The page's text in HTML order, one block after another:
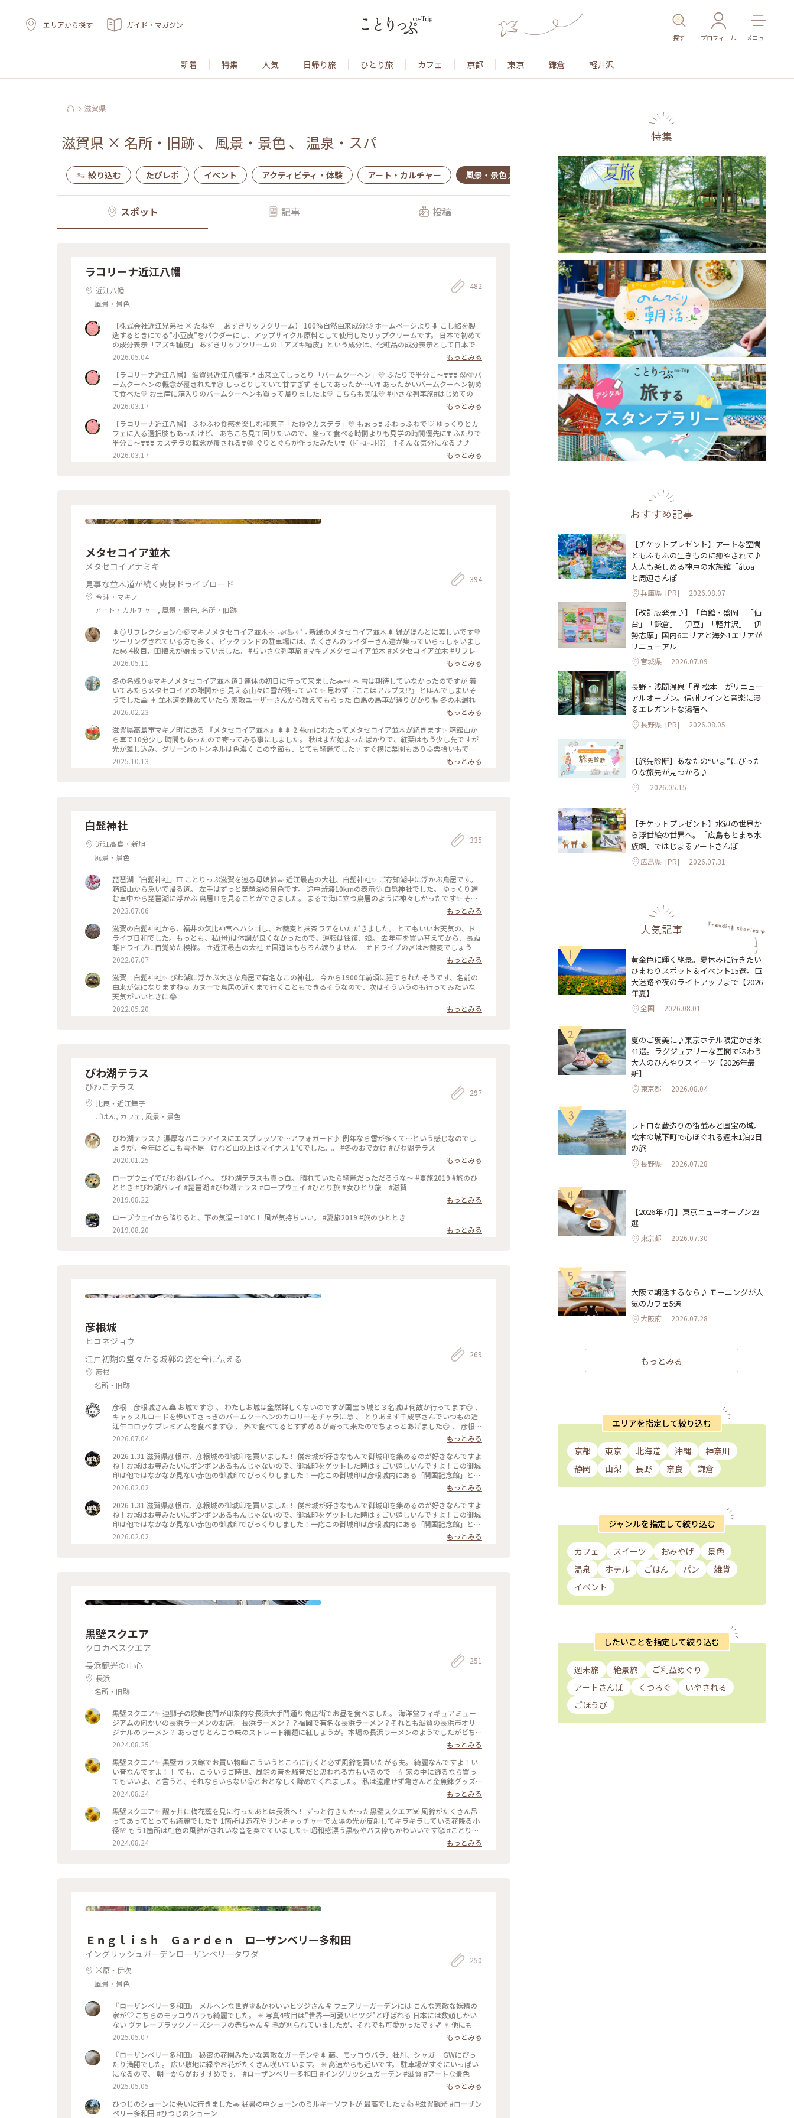
エリアから探す ガイド・マガジン
探す プロフィール メニュー
新着 特集 人気 日帰り旅 ひとり旅 カフェ 京都 東京 鎌倉 軽井沢
滋賀県
滋賀県 × 名所・旧跡 、 風景・景色 、 温泉・スパ
絞り込む たびレポ イベント アクティビティ・体験 アート・カルチャー 風景・景色 名所・旧跡 温泉・スパ その他施設 ごはん
スポット 記事 投稿
ラコリーナ近江八幡
近江八幡
風景・景色
482
【株式会社近江兄弟社 × たねや あずきリップクリーム】 100%自然由来成分◎ ホームページより⬇️ こし餡を製
造するときにでる”小豆皮”をパウダーにし、アップサイクル原料として使用したリップクリームです。 日本で初めて
の成分表示「アズキ種皮」 あずきリップクリームの「アズキ種皮」という成分は、化粧品の成分表示として日本で
初めて記載されました。 🪧 ｳﾌ💜開封の儀😆 近江兄弟社さんとのコラボ商品♡ 使ってみたらメンソレータムの香り🤭
あずき🫘感はほぼ無し🤭 アズキ種皮は保湿成分なんだそう。 パッケージがかわいくて◎ おみやげにしても喜ばれる
お品♡ オンライン販売もしていまーす♪ #ちいさな列車旅 #はじめての投稿 #らんらんらん #オトナの社会科見学 #
オトナの遠足 #世界はステキな出逢いにあふれてる #琵琶湖ことりっぷ#自分におみやげ#クラブハリエ#たねや#あず
きリップクリーム#いざ琵琶湖
2026.05.04
もっとみる
【ラコリーナ近江八幡】 滋賀県近江八幡市📍 出来立てしっとり「バームクーヘン」💛 ふたりで半分こ〜❣️❣️❣️ 😱🩷バ
ームクーヘンの概念が覆された❣️😆 しっとりしていて甘すぎず そしてあったか〜い❣️ あったかいバームクーヘン初め
て食べた💛 お土産に箱入りのバームクーヘンも買って帰りましたよ💛 こちらも美味💛 #小さな列車旅#はじめての投
稿 #らんらんらん #オトナの社会科見学 #オトナの遠足 #世界はステキな出逢いにあふれてる #いざ琵琶湖#店内植物
#土佐みずき#ラコリーナ近江八幡のシンボル#アリ🐜#ラコリーナ#出来立てバームクーヘン#琵琶湖ふたりっぷ
2026.03.17
もっとみる
【ラコリーナ近江八幡】 ふわふわ⾷感を楽しむ和菓⼦「たねやカステラ」💛 もぉっ❣️ ふわっふわで♡ ゆっくりとカ
フェに入る選択肢もあったけど、 あちこち見て回りたいので、座って食べる時間よりも見学の時間優先に❣️ ふたりで
半分こ〜❣️❣️❣️ カステラの概念が覆される❣️😆 ぐりとぐらが作ったみたい❣️（ﾄﾞｰﾕｰｺﾄ⁉️） ↑そんな気分になる⤴️⤴️⤴️
#小さな列車旅#はじめての投稿 #らんらんらん #オトナの社会科見学 #オトナの遠足 #世界はステキな出逢いにあふ
れてる #いざ琵琶湖#店内植物#土佐みずき#ラコリーナ近江八幡のシンボル#アリ🐜#ラコリーナ#出来立てカステラ#
2026.03.17 もっとみる
メタセコイア並木
メタセコイアナミキ
見事な並木道が続く爽快ドライブロード
今津・マキノ
アート・カルチャー, 風景・景色, 名所・旧跡
394
🌲🪞リフレクション☁️🍃マキノメタセコイア並木⊹ ࣪ ˖🌿🦢✧° ˖ 新緑のメタセコイア並木🌲 緑がほんとに美しいです💚
ツーリングされている方も多く、ピックランドの駐車場には、たくさんのライダーさん達が集っていらっしゃいまし
た🏍️ 4枚目、田植えが始まっていました。 #ちいさな列車旅 #マキノメタセコイア並木 #メタセコイア並木 #リフレ
クション #滋賀観光 #滋賀旅 #高島市 #水面 #新緑の季節 #ことりっぷ滋賀
2026.05.11
もっとみる
冬の名残り❄️マキノメタセコイア並木道🪾 連休の初日に行って来ました🚗💨 ＊ 雪は期待していなかったのですが 着
いてみたらメタセコイアの隙間から 見える山々に雪が残っていて✨ 思わず『ここはアルプス⁉️』 と叫んでしまいそ
うでした🗻 ＊ 並木道を眺めていたら 素敵ユーザーさんから教えてもらった 白馬の馬車が通りがかり🎠 冬の木漏れ
日の中を進んで行く姿は 今度はモンゴルでした😆 （行った事ないけど🤣） ＊ 今日は春を通り越して初夏のような
陽気でしたね☀️ 暖かくなるのを待っていたはずなのに まだ冬行かないでって思う気持ちも ありますね😅 メタセコイ
ア並木の投稿続きます･.｡*･.｡ #滋賀ことりっぷ #メタセコイア並木 #マキノメタセコイア並木 #メタセコイア #メ
タセコイヤ #はなまっぷ #白馬 #開運旅
2026.02.23
もっとみる
滋賀県高島市マキノ町にある 『メタセコイア並木』🌲🌲 2.4kmにわたってメタセコイア並木が続きます✨ 箱館山か
ら車で10分少し 時間もあったので寄ってみる事にしました。 秋はまだ始まったばかりで、紅葉はもう少し先ですが
光が差し込み、グリーンのトンネルは色濃く この季節も、とても綺麗でした✨ すぐ横に栗園もあり🌰栗拾いもでき
るそうです。 マキノピクニックランドでは、栗もたくさん売られていて 美味しそうな焼き栗を買って帰りました😊
#メタセコイア #マキノピクニックランド #滋賀 #高島 #滋賀の魅力を伝え隊 #ことりっぷと一緒 #ことりっぷ #秋の
2025.10.13 もっとみる
白髭神社
近江高島・新旭
風景・景色
335
琵琶湖『白髭神社」⛩ ことりっぷ滋賀を巡る母娘旅🚙 近江最古の大社、白髭神社✨ ご存知湖中に浮かぶ鳥居です。
箱館山から急いで帰る道。 左手はずっと琵琶湖の景色です。 途中渋滞10kmの表示💦 白髭神社でした。 ゆっくり進
む車中から琵琶湖に浮かぶ 鳥居⛩を見ることができました。 まるで海に立つ鳥居のように神々しかったです✨ その
後少し渋滞は解消され湖岸道路を進みます。 左手にずっと続く琵琶湖は海でした💙 途中海水浴場もあり、完全に海
に見えました😆 やっと琵琶湖大橋までたどり着きます。 ٩(¨ )ว=͟͟͞͞٩ 18時まで残り30分ギリギリの到着予定です。 琵琶
湖にかかる琵琶湖大橋。 美しい湖を見ながら渡っていると メロディ音が聞こえてきました。 🚙♬.*ﾟ•*¨*•.¸¸♬︎♬.*ﾟ
世界初、橋に施されたメロディロードだそう♡ 残念ながら知らないメロディでした😆 橋を渡ると湖岸を走ってなん
とか 5分遅れでレンタカーを返納出来ました！ ずっと安全運転で走ってくれた娘に感謝です ε-(´∀｀*) ・ ・ #私の
居 #琵琶湖大橋 #橋 #メロディロード #ことりっぷ滋賀 #ドライブ滋賀 #ドライブ #琵琶湖ドライブ #滋賀 #滋賀県
2023.07.06
もっとみる
滋賀の白髭神社から、福井の氣比神宮へハシゴし、お蕎麦と抹茶ラテをいただきました。 とてもいいお天気の、ド
ライブ日和でした。もっとも、私(母)は体調が良くなかったので、運転は往復、娘。 去年車を買い替えてから、長距
離ドライブに目覚めた模様。 ＃近江最古の大社 ＃国道はもちろん渡りません ＃ドライブの〆はお蕎麦でしょう
2022.07.07
もっとみる
滋賀 白髭神社✨ びわ湖に浮かぶ大きな鳥居で有名なこの神社。 今から1900年前頃に建てられたそうです、名前の
由来が気になりますね☺️ カヌーで鳥居の近くまで行くこともできるそうなので、次はそういうのも行ってみたいな…
天気がいいときに😂
2022.05.20
もっとみる
びわ湖テラス
びわこテラス
比良・近江舞子
ごはん, カフェ, 風景・景色
297
びわ湖テラス♪ 濃厚なバニラアイスにエスプレッソで…アフォガード♪ 例年なら雪が多くて…という感じなのでし
ょうが。今年はどこも雪不足…けれど山の上はマイナス１℃でした。。 #冬のおでかけ #びわ湖テラス
2020.01.25
もっとみる
ロープウェイでびわ湖バレイへ。 びわ湖テラスも真っ白。 晴れていたら綺麗だっただろうな～ #夏旅2019 #旅のひ
ととき #びわ湖バレイ #琵琶湖 #びわ湖テラス #ロープウェイ #ひとり旅 #女ひとり旅 #滋賀
2019.08.22
もっとみる
ロープウェイから降りると、下の気温－10℃！ 風が気持ちいい。 #夏旅2019 #旅のひととき
2019.08.20
もっとみる
彦根城
ヒコネジョウ
江戸初期の堂々たる城郭の姿を今に伝える
彦根
名所・旧跡
269
彦根 彦根城さん🏯 お城です😊 、 わたしお城は全然詳しくないのですが国宝５城と３名城は何故か行ってます😊 、
キャッスルロードを歩いてさっきのバームクーヘンのカロリーをチャラに😊 、 とりあえず千成亭さんでいつもの近
江牛コロッケプレミアムを食べます😋 、 外で食べてるとすずめ🐧が寄って来たのでちょっとあげました😊 、 彦根東
高校の前を通ると練習してますね⚾️ 滋賀県は7月5日開幕です🎊 ちょっと見ていきましょう🙂 、 彦根城に着いた頃に
は最終入場時間が迫ってました🫨 、 彦根城は天守閣までの道のりにいろんな仕掛けがされてます😊 、 まず入り口が
石垣の上😳 ぐるっと回って橋を渡った先が入り口です🚪✨ しかし入り口の両脇に櫓があり弓や鉄砲の的になります
🫨 、 さらにこの橋は落とし橋と言われる その名の通り敵が来たら簡単に落とせる構造です😊 、 入り口まで行く階
段の高さや踏面は不均等になって駆け上がりにくくなってます😊 、 天守には外から見えにくい矢狭間、鉄砲狭間が
あり何処から狙われてるのかわかりません🙃 、 彦根城に行く時は攻めるつもりで行くと楽しいですよ😊 、 そんなあ
きら🔰は暑さと体力の限界で中には入らず逃げ帰って来ました😂 、 はやく降りてかき氷食べたい🥹 、 祥福 たこ壱
さんでかき氷🍧とたこ焼き🐙食べました☺️ 、 #あきらの近畿
2026.07.04
もっとみる
2026 1.31 滋賀県彦根市、彦根城の御城印を買いました！ 僕お城が好きなもんで御城印を集めるのが好きなんですよ
ね！お城はお寺みたいにポンポンあるもんじゃないので、御城印をゲットした時はすごい嬉しいんですよ！この御城
印は他ではなかなか見ない赤色の御城印でびっくりしました！一応この御城印は彦根城内にある「開国記念館」とい
う資料館で買うことができます。御城印以外にも日本100名城スタンプもここで押せます。 ちなみに中は撮影禁止で
すが、彦根に関する歴史や模型があってなかなか楽しかったですよ！中にレゴで作られた彦根城の模型があるんです
が、撮影オッケーなことを知らずに写真を撮らずに通り過ぎてしまいました...まあ仕方ないですね。#滋賀 #城 #御城
印 #博物館 #資料館 #コレクション
2026.02.02
もっとみる
2026 1.31 滋賀県彦根市、彦根城の御城印を買いました！ 僕お城が好きなもんで御城印を集めるのが好きなんですよ
ね！お城はお寺みたいにポンポンあるもんじゃないので、御城印をゲットした時はすごい嬉しいんですよ！この御城
印は他ではなかなか見ない赤色の御城印でびっくりしました！一応この御城印は彦根城内にある「開国記念館」とい
う資料館で買うことができます。御城印以外にも日本100名城スタンプもここで押せます。 ちなみに中は撮影禁止で
すが、彦根に関する歴史や模型があってなかなか楽しかったですよ！中にレゴで作られた彦根城の模型があるんです
2026.02.02 もっとみる
黒壁スクエア
クロカベスクエア
長浜観光の中心
長浜
名所・旧跡
251
黒壁スクエア✨ 連獅子の歌舞伎門が印象的な長浜大手門通り商店街でお昼を食べました。 海洋堂フィギュアミュー
ジアムの向かいの長浜ラーメンのお店。 長浜ラーメン？？福岡で有名な長浜ラーメン？それとも滋賀の長浜市オリ
ジナルのラーメン？ あっさりとんこつ味のストレート細麺に紅しょうが。本場の長浜ラーメンのようでしたがどち
らかは分かりません💦 気さくなお母さんたちが作られていて、スープもごくごく飲めるほどで美味しかったです😊
食べ歩き用に、近江牛CurryBreadさんでカレーパンを買いました。持ち帰り用の冷凍とその場で食べる用があり、5
分ほど待って温めたものを頂きました。 ノーマルなカレーパンとチーズ入り。 黒壁スクエアらしく、ブラックココ
アを練りこんだ真っ黒でスパイシーなルーにゴロゴロ近江牛が入っていて美味しかったです😍 #ことりっぷ旅2024 #
黒壁スクエア #長浜大手門通り商店街 #長浜ラーメン #ラーメン #近江牛CurryBread #カレーパン #近江牛 #長浜 #
2024.08.25
もっとみる
黒壁スクエア✨ 黒壁ガラス館でお買い物🛍 こういうところに行くと必ず風鈴を買いたがる夫。 綺麗なんですよ！い
い音なんですよ！！ でも、こういうご時世、風鈴の音を騒音だと思われる方もいるので…💧 家の中に飾るなら買っ
てもいいよ、と言うと、それならいらない🥲とおとなしく諦めてくれました。 私は遠慮せず亀さんと金魚鉢グッズ
を買いました🥰 見ているだけでも涼し気です☺️ 夏つながりで、香川でお土産に頂いた寳月堂さんの丸亀うちわせん
べいと愛用している丸亀うちわと一緒に💙 #ことりっぷ旅2024 #透明の世界 #黒壁スクエア #黒壁ガラス館 #ガラス
細工 #寳月堂 #丸亀うちわせんべい #丸亀うちわ #長浜 #滋賀 #香川 #丸亀
2024.08.24
もっとみる
黒壁スクエア✨ 醒ヶ井に梅花藻を見に行ったあとは長浜へ！ ずっと行きたかった黒壁スクエア💓 風鈴がたくさん吊
ってあってとっても綺麗でした🎐 1箇所は造花やサンキャッチャーで太陽の光が反射してキラキラしている花降る小
径🌸 もう1箇所は虹色の風鈴がきれいな音を奏でていました✨ 昭和感漂う黒板やバス停もかわいいです🥰 #ことりっ
ぷ旅2024 #透明の世界 #黒壁スクエア #黒壁ガラス館 #ガラスインスタレーション #花降る小径 #風鈴 #長浜 #滋賀
2024.08.24 もっとみる
Ｅｎｇｌｉｓｈ Ｇａｒｄｅｎ ローザンベリー多和田
イングリッシュガーデンローザンベリータワダ
米原・伊吹
風景・景色
250
『ローザンベリー多和田』 メルヘンな世界🧚&かわいいヒツジさん🐏 フェアリーガーデンには こんな素敵な妖精の
家が♡ こちらのモッコウバラも綺麗でした。 ✳︎ 写真4枚目は”世界一可愛いヒツジ”と呼ばれる 日本には数頭しかい
ない ヴァレーブラックノーズシープの赤ちゃん🐏 毛が刈られていましたが、それでも可愛かったです💕 ✳︎ 他にも、
ヒツジさんにエサをあげたり ハンモックブランコやロンドンバスがあったり お菓子のエリアがあったり‥ 色々なス
ポットがあり、思う存分楽しみました。 #ローザンベリー多和田 #滋賀 #アートな景色
2025.05.07
もっとみる
『ローザンベリー多和田』 秘密の花園みたいな素敵なガーデン🌹🌲 藤、モッコウバラ、牡丹、シャガ… GWにぴっ
たり満開でした。 広い敷地に緑やお花がたくさん咲いています。 ✳︎ 高速からも近いです。 駐車場がすぐにいっぱい
になるので、 朝一からがおすすめです。 #ローザンベリー多和田 #イングリッシュガーデン #滋賀 #アートな景色
2025.05.05
もっとみる
ひつじのショーンに会いに行きました🚗 猛暑の中ショーンのミルキーソフトが 最高でした☺️‪👍 #滋賀観光 #ローザン
ベリー多和田 #ひつじのショーン
特集
おすすめ記事
【チケットプレゼント】アートな空間
ともふもふの生きものに癒やされて♪
大人も楽しめる神戸の水族館「átoa」
と周辺さんぽ
兵庫県 [PR] 2026.08.07
【改訂版発売♪】「角館・盛岡」「仙
台」「鎌倉」「伊豆」「軽井沢」「伊
勢志摩」国内6エリアと海外1エリアが
リニューアル
宮城県 2026.07.09
長野・浅間温泉「界 松本」がリニュー
アルオープン。信州ワインと音楽に浸
るエレガントな湯宿へ
長野県 [PR] 2026.08.05
【旅先診断】あなたの“いま”にぴった
りな旅先が見つかる♪
2026.05.15
【チケットプレゼント】水辺の世界か
ら浮世絵の世界へ。「広島もとまち水
族館」ではじまるアートさんぽ
広島県 [PR] 2026.07.31
人気記事
1
黄金色に輝く絶景。夏休みに行きたい
ひまわりスポット＆イベント15選。巨
大迷路や夜のライトアップまで【2026
年夏】
全国 2026.08.01
2
夏のご褒美に♪東京ホテル限定かき氷
41選。ラグジュアリーな空間で味わう
大人のひんやりスイーツ【2026年最
新】
東京都 2026.08.04
3
レトロな蔵造りの街並みと国宝の城。
松本の城下町で心ほぐれる週末1泊2日
の旅
長野県 2026.07.28
4
【2026年7月】東京ニューオープン23
選
東京都 2026.07.30
5
大阪で朝活するなら♪ モーニングが人
気のカフェ5選
大阪府 2026.07.28
もっとみる
エリアを指定して絞り込む
京都 東京 北海道 沖縄
神奈川
静岡
山梨 長野 奈良 鎌倉
ジャンルを指定して絞り込む
カフェ スイーツ おみやげ
景色
温泉
ホテル ごはん パン
雑貨
イベント
したいことを指定して絞り込む
週末旅 絶景旅
ご利益めぐり
アートさんぽ
くつろぐ
いやされる
ごほうび